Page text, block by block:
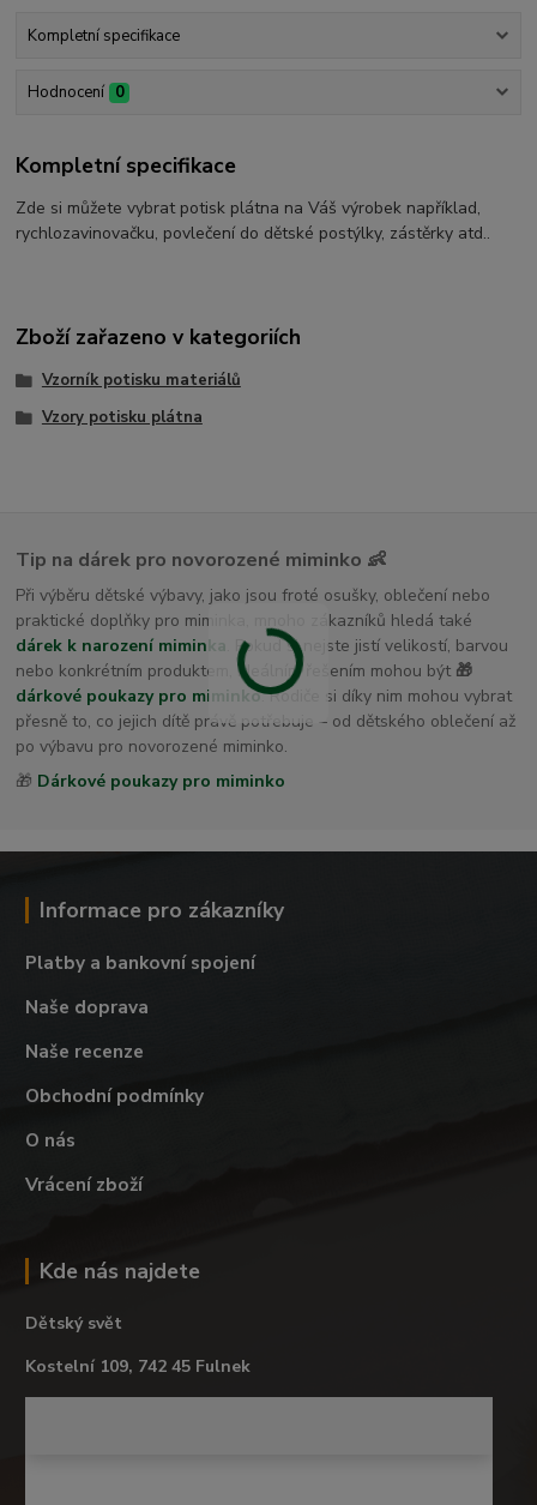
Kompletní specifikace
Hodnocení 0
Kompletní specifikace
Zde si můžete vybrat potisk plátna na Váš výrobek například,
rychlozavinovačku, povlečení do dětské postýlky, zástěrky atd..
Zboží zařazeno v kategoriích
Vzorník potisku materiálů
Vzory potisku plátna
Tip na dárek pro novorozené miminko 👶
Při výběru dětské výbavy, jako jsou froté osušky, oblečení nebo
praktické doplňky pro miminka, mnoho zákazníků hledá také
dárek k narození miminka . Pokud si nejste jistí velikostí, barvou
nebo konkrétním produktem, ideálním řešením mohou být 🎁
dárkové poukazy pro miminko. Rodiče si díky nim mohou vybrat
přesně to, co jejich dítě právě potřebuje – od dětského oblečení až
po výbavu pro novorozené miminko.
🎁 Dárkové poukazy pro miminko
Informace pro zákazníky
Platby a bankovní spojení
Naše doprava
Naše recenze
Obchodní podmínky
O nás
Vrácení zboží
Kde nás najdete
Dětský svět
Kostelní 109, 742 45 Fulnek